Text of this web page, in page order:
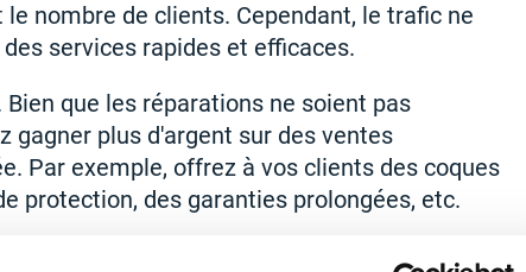
nombre de clients. Cependant, le trafic ne
services rapides et efficaces.
que les réparations ne soient pas
gagner plus d'argent sur des ventes
Par exemple, offrez à vos clients des coques
protection, des garanties prolongées, etc.